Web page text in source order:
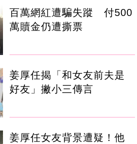
百萬網紅遭騙失蹤 付500
萬贖金仍遭撕票
姜厚任揭「和女友前夫是
好友」撇小三傳言
姜厚任女友背景遭疑！他